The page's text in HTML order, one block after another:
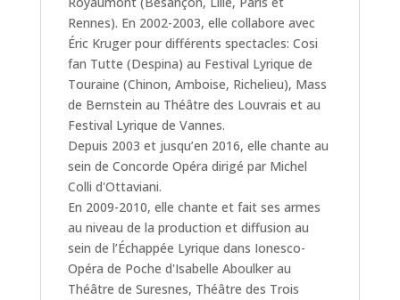
Rennes). En 2002-2003, elle collabore avec
Éric Kruger pour différents spectacles: Cosi
fan Tutte (Despina) au Festival Lyrique de
Touraine (Chinon, Amboise, Richelieu), Mass
de Bernstein au Théâtre des Louvrais et au
Festival Lyrique de Vannes.
Depuis 2003 et jusqu’en 2016, elle chante au
sein de Concorde Opéra dirigé par Michel
Colli d'Ottaviani.
En 2009-2010, elle chante et fait ses armes
au niveau de la production et diffusion au
sein de l’Échappée Lyrique dans Ionesco-
Opéra de Poche d'Isabelle Aboulker au
Théâtre de Suresnes, Théâtre des Trois